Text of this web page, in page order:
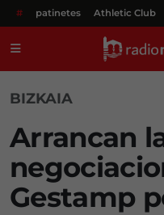
# patinetes Athletic Club
BIZKAIA
Arrancan
Gestamp